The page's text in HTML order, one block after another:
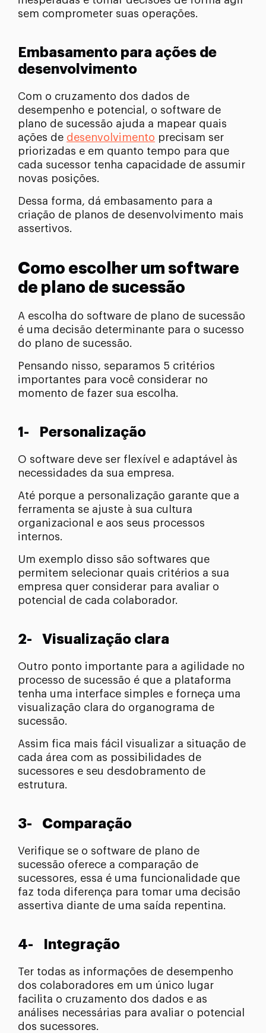
sem comprometer suas operações.
Embasamento para ações de
desenvolvimento
Com o cruzamento dos dados de
desempenho e potencial, o software de
plano de sucessão ajuda a mapear quais
ações de desenvolvimento precisam ser
priorizadas e em quanto tempo para que
cada sucessor tenha capacidade de assumir
novas posições.
Dessa forma, dá embasamento para a
criação de planos de desenvolvimento mais
assertivos.
Como escolher um software
de plano de sucessão
A escolha do software de plano de sucessão
é uma decisão determinante para o sucesso
do plano de sucessão.
Pensando nisso, separamos 5 critérios
importantes para você considerar no
momento de fazer sua escolha.
1- Personalização
O software deve ser flexível e adaptável às
necessidades da sua empresa.
Até porque a personalização garante que a
ferramenta se ajuste à sua cultura
organizacional e aos seus processos
internos.
Um exemplo disso são softwares que
permitem selecionar quais critérios a sua
empresa quer considerar para avaliar o
potencial de cada colaborador.
2- Visualização clara
Outro ponto importante para a agilidade no
processo de sucessão é que a plataforma
tenha uma interface simples e forneça uma
visualização clara do organograma de
sucessão.
Assim fica mais fácil visualizar a situação de
cada área com as possibilidades de
sucessores e seu desdobramento de
estrutura.
3- Comparação
Verifique se o software de plano de
sucessão oferece a comparação de
sucessores, essa é uma funcionalidade que
faz toda diferença para tomar uma decisão
assertiva diante de uma saída repentina.
4- Integração
Ter todas as informações de desempenho
dos colaboradores em um único lugar
facilita o cruzamento dos dados e as
análises necessárias para avaliar o potencial
dos sucessores.